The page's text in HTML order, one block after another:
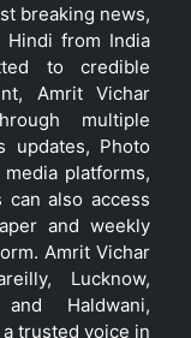
breaking news,
Hindi from India
to credible
Amrit Vichar
multiple
updates, Photo
platforms,
can also access
and weekly
Amrit Vichar
Lucknow,
Haldwani,
trusted voice in